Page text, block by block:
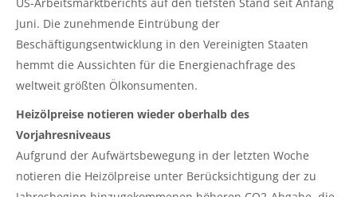
Juni. Die zunehmende Eintrübung der
Beschäftigungsentwicklung in den Vereinigten Staaten
hemmt die Aussichten für die Energienachfrage des
weltweit größten Ölkonsumenten.
Heizölpreise notieren wieder oberhalb des
Vorjahresniveaus
Aufgrund der Aufwärtsbewegung in der letzten Woche
notieren die Heizölpreise unter Berücksichtigung der zu